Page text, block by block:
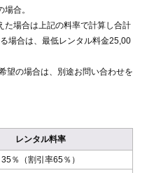
合。
た場合は上記の料率で計算し合計
場合は、最低レンタル料金25,00
望の場合は、別途お問い合わせを
レンタル料率
35％（割引率65％）